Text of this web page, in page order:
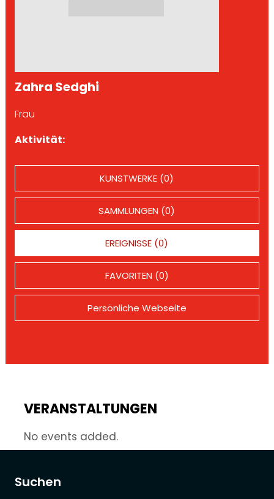
Suchen
Zahra Sedghi
Frau
Aktivität:
KUNSTWERKE (0)
SAMMLUNGEN (0)
EREIGNISSE (0)
FAVORITEN (0)
Persönliche Webseite
VERANSTALTUNGEN
No events added.